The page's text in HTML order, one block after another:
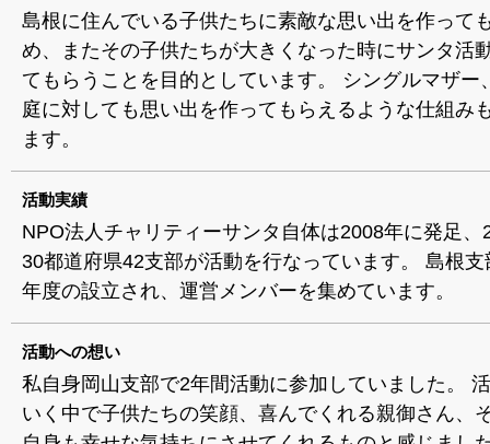
島根に住んでいる子供たちに素敵な思い出を作って
め、またその子供たちが大きくなった時にサンタ活
てもらうことを目的としています。 シングルマザー
庭に対しても思い出を作ってもらえるような仕組み
ます。
活動実績
NPO法人チャリティーサンタ自体は2008年に発足、
30都道府県42支部が活動を行なっています。 島根支
年度の設立され、運営メンバーを集めています。
活動への想い
私自身岡山支部で2年間活動に参加していました。
いく中で子供たちの笑顔、喜んでくれる親御さん、